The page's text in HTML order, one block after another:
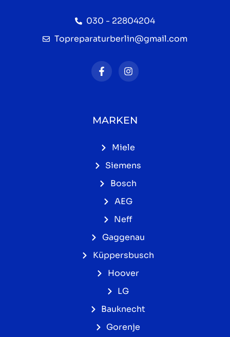
030 - 22804204
Topreparaturberlin@gmail.com
MARKEN
Miele
Siemens
Bosch
AEG
Neff
Gaggenau
Küppersbusch
Hoover
LG
Bauknecht
Gorenje